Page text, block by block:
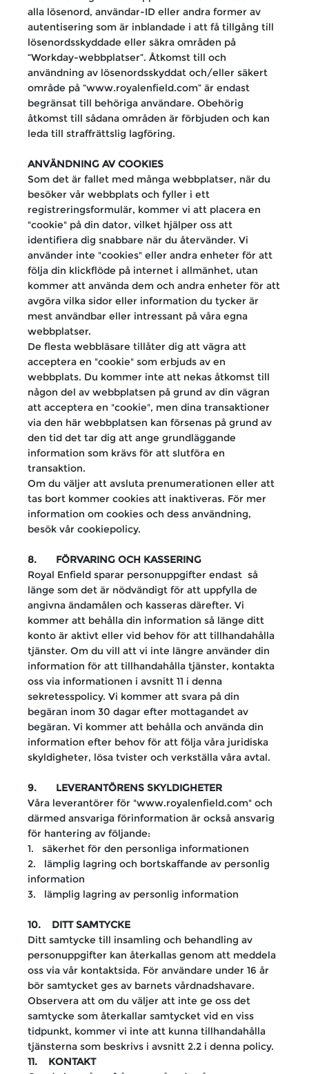
alla lösenord, användar-ID eller andra former av
autentisering som är inblandade i att få tillgång till
lösenordsskyddade eller säkra områden på
“Workday-webbplatser”. Åtkomst till och
användning av lösenordsskyddat och/eller säkert
område på “www.royalenfield.com” är endast
begränsat till behöriga användare. Obehörig
åtkomst till sådana områden är förbjuden och kan
leda till straffrättslig lagföring.
ANVÄNDNING AV COOKIES
Som det är fallet med många webbplatser, när du
besöker vår webbplats och fyller i ett
registreringsformulär, kommer vi att placera en
"cookie" på din dator, vilket hjälper oss att
identifiera dig snabbare när du återvänder. Vi
använder inte "cookies" eller andra enheter för att
följa din klickflöde på internet i allmänhet, utan
kommer att använda dem och andra enheter för att
avgöra vilka sidor eller information du tycker är
mest användbar eller intressant på våra egna
webbplatser.
De flesta webbläsare tillåter dig att vägra att
acceptera en "cookie" som erbjuds av en
webbplats. Du kommer inte att nekas åtkomst till
någon del av webbplatsen på grund av din vägran
att acceptera en "cookie", men dina transaktioner
via den här webbplatsen kan försenas på grund av
den tid det tar dig att ange grundläggande
information som krävs för att slutföra en
transaktion.
Om du väljer att avsluta prenumerationen eller att
tas bort kommer cookies att inaktiveras. För mer
information om cookies och dess användning,
besök vår cookiepolicy.
8. FÖRVARING OCH KASSERING
Royal Enfield sparar personuppgifter endast så
länge som det är nödvändigt för att uppfylla de
angivna ändamålen och kasseras därefter. Vi
kommer att behålla din information så länge ditt
konto är aktivt eller vid behov för att tillhandahålla
tjänster. Om du vill att vi inte längre använder din
information för att tillhandahålla tjänster, kontakta
oss via informationen i avsnitt 11 i denna
sekretesspolicy. Vi kommer att svara på din
begäran inom 30 dagar efter mottagandet av
begäran. Vi kommer att behålla och använda din
information efter behov för att följa våra juridiska
skyldigheter, lösa tvister och verkställa våra avtal.
9. LEVERANTÖRENS SKYLDIGHETER
Våra leverantörer för "www.royalenfield.com" och
därmed ansvariga förinformation är också ansvarig
för hantering av följande:
1. säkerhet för den personliga informationen
2. lämplig lagring och bortskaffande av personlig
information
3. lämplig lagring av personlig information
10. DITT SAMTYCKE
Ditt samtycke till insamling och behandling av
personuppgifter kan återkallas genom att meddela
oss via vår kontaktsida. För användare under 16 år
bör samtycket ges av barnets vårdnadshavare.
Observera att om du väljer att inte ge oss det
samtycke som återkallar samtycket vid en viss
tidpunkt, kommer vi inte att kunna tillhandahålla
tjänsterna som beskrivs i avsnitt 2.2 i denna policy.
11. KONTAKT